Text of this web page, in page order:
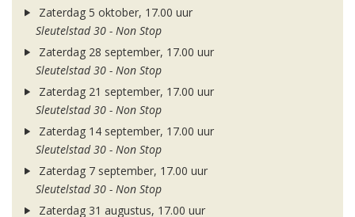
Zaterdag 5 oktober, 17.00 uur
Sleutelstad 30 - Non Stop
Zaterdag 28 september, 17.00 uur
Sleutelstad 30 - Non Stop
Zaterdag 21 september, 17.00 uur
Sleutelstad 30 - Non Stop
Zaterdag 14 september, 17.00 uur
Sleutelstad 30 - Non Stop
Zaterdag 7 september, 17.00 uur
Sleutelstad 30 - Non Stop
Zaterdag 31 augustus, 17.00 uur